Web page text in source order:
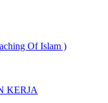
Of Islam )
KERJA